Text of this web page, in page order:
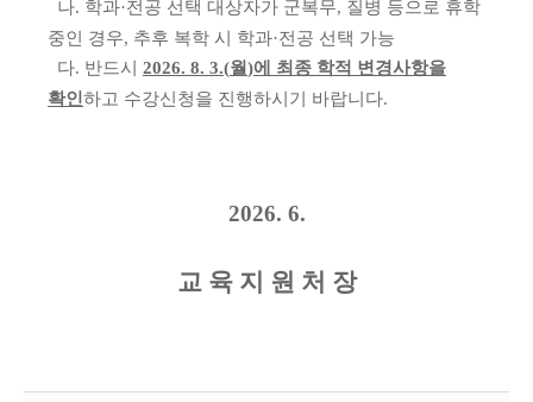
나. 학과·전공 선택 대상자가 군복무, 질병 등으로 휴학
중인 경우, 추후 복학 시 학과·전공 선택 가능
다. 반드시 2026. 8. 3.(월)에 최종 학적 변경사항을
확인 하고 수강신청을 진행하시기 바랍니다.
2026. 6.
교 육 지 원 처 장